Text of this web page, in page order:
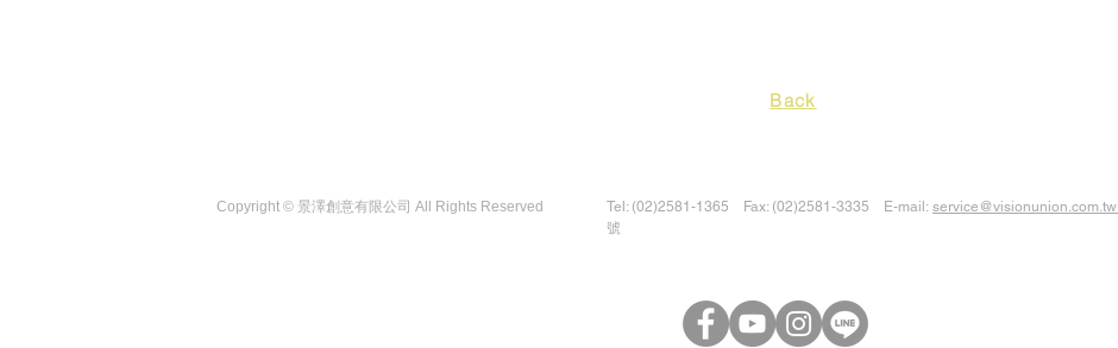
Back
Copyright © 景澤創意有限公司 All Rights Reserved Tel: (02)2581-1365 Fax: (02)2581-3335 E-mail: service@visionunion.com.tw
號